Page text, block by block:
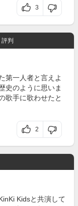
3
判
第一人者と言えよ
史のように思いま
歌手に歌わせたと
2
Kidsと共演して